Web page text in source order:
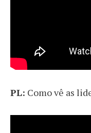
PL: Como vê as